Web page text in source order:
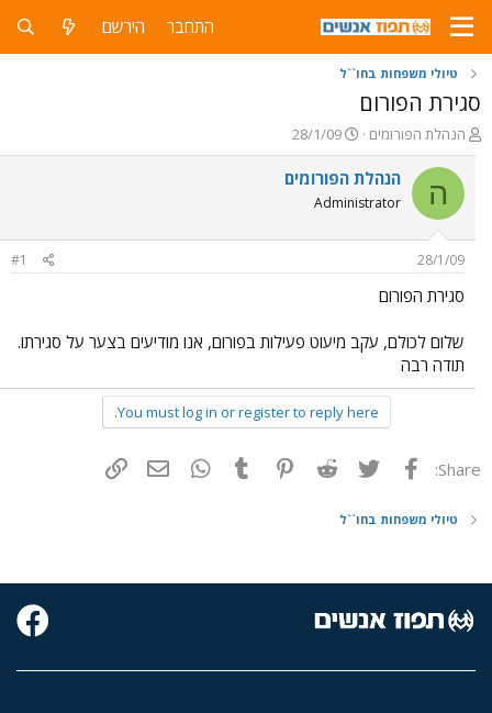
התחבר הירשם
טיולי משפחות בחו``ל
סגירת הפורום
פ
ו
ת
ח
ה
ו
ש
א
הנהלת הפורומים
פ
ו
ר
ם
28/1/09
ה הנהלת הפורומים
Administrator
28/1/09
#1
סגירת הפורום
שלום לכולם, עקב מיעוט פעילות בפורום, אנו מודיעים בצער על סגירתו.
תודה רבה
You must log in or register to reply here.
Share: פייסבוק Twitter
Reddit
Pinterest
Tumblr
WhatsAppדואר אלקטרוני
טיולי משפחות בחו``ל